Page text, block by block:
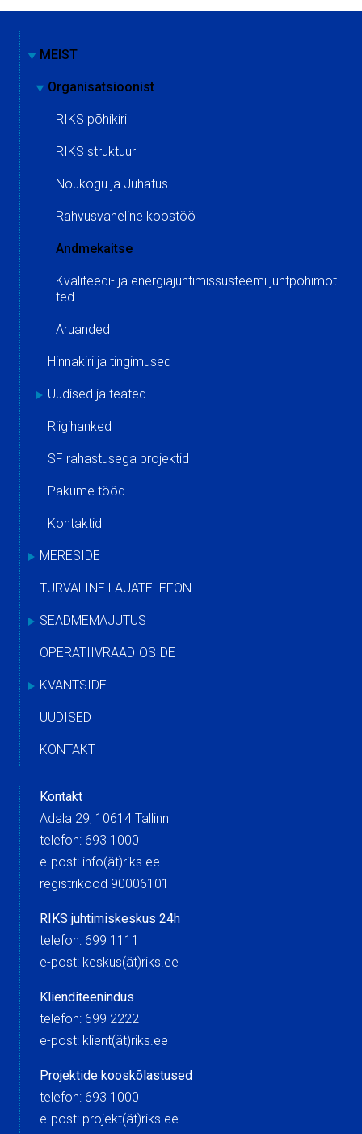
MEIST
Organisatsioonist
RIKS põhikiri
RIKS struktuur
Nõukogu ja Juhatus
Rahvusvaheline koostöö
Andmekaitse
Kvaliteedi- ja energiajuhtimissüsteemi juhtpõhimõt
ted
Aruanded
Hinnakiri ja tingimused
Uudised ja teated
Riigihanked
SF rahastusega projektid
Pakume tööd
Kontaktid
MERESIDE
TURVALINE LAUATELEFON
SEADMEMAJUTUS
OPERATIIVRAADIOSIDE
KVANTSIDE
UUDISED
KONTAKT
Kontakt
Ädala 29, 10614 Tallinn
telefon: 693 1000
e-post: info(ät)riks.ee
registrikood 90006101
RIKS juhtimiskeskus 24h
telefon: 699 1111
e-post: keskus(ät)riks.ee
Klienditeenindus
telefon: 699 2222
e-post: klient(ät)riks.ee
Projektide kooskõlastused
telefon: 693 1000
e-post: projekt(ät)riks.ee